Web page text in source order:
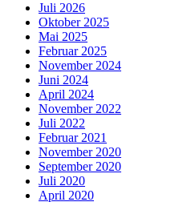
Juli 2026
Oktober 2025
Mai 2025
Februar 2025
November 2024
Juni 2024
April 2024
November 2022
Juli 2022
Februar 2021
November 2020
September 2020
Juli 2020
April 2020